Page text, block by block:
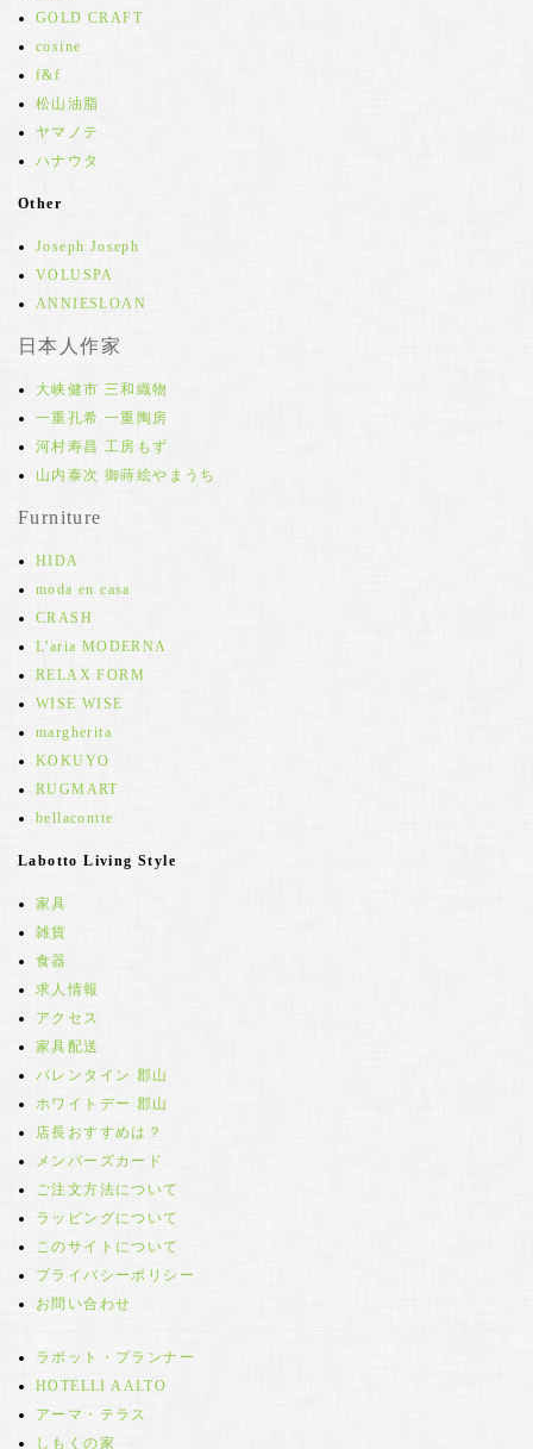
GOLD CRAFT
cosine
f&f
松山油脂
ヤマノテ
ハナウタ
Other
Joseph Joseph
VOLUSPA
ANNIESLOAN
日本人作家
大峡健市 三和織物
一重孔希 一重陶房
河村寿昌 工房もず
山内泰次 御蒔絵やまうち
Furniture
HIDA
moda en casa
CRASH
L'aria MODERNA
RELAX FORM
WISE WISE
margherita
KOKUYO
RUGMART
bellacontte
Labotto Living Style
家具
雑貨
食器
求人情報
アクセス
家具配送
バレンタイン 郡山
ホワイトデー 郡山
店長おすすめは？
メンバーズカード
ご注文方法について
ラッピングについて
このサイトについて
プライバシーポリシー
お問い合わせ
ラボット・プランナー
HOTELLI AALTO
アーマ・テラス
しもくの家